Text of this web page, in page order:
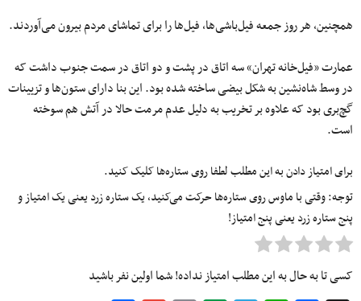
همچنین، هر روز جمعه فیل‌باشی‌ها، فیل‌ها را برای تماشای مردم بیرون می‌آوردند.
عمارت «فیل‌خانه تهران» سه اتاق در پشت و دو اتاق در سمت جنوب داشت که
در وسط شاه‌نشین به شکل بیضی ساخته شده بود. این بنا دارای ستون‌ها و تزیینات
گچ‌بری بود که علاوه بر تخریب به دلیل عدم مرمت حالا در آتش هم سوخته‌
است.
برای امتیاز دادن به این مطلب لطفا روی ستاره‌ها کلیک کنید.
توجه: وقتی با ماوس روی ستاره‌ها حرکت می‌کنید، یک ستاره زرد یعنی یک امتیاز و
پنج ستاره زرد یعنی پنج امتیاز!
کسی تا به حال به این مطلب امتیاز نداده! شما اولین نفر باشید